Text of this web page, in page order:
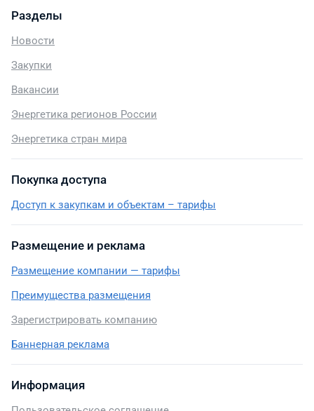
Разделы
Новости
Закупки
Вакансии
Энергетика регионов России
Энергетика стран мира
Покупка доступа
Доступ к закупкам и объектам – тарифы
Размещение и реклама
Размещение компании — тарифы
Преимущества размещения
Зарегистрировать компанию
Баннерная реклама
Информация